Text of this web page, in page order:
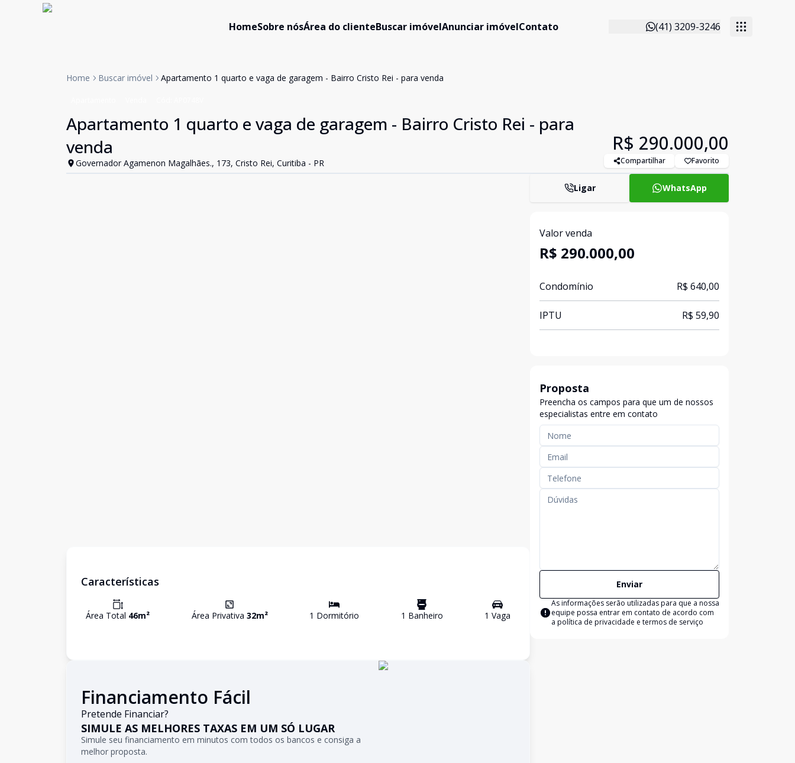
HomeSobre nósÁrea do clienteBuscar imóvelAnunciar imóvelContato (41) 3209-3246
Home Buscar imóvel Apartamento 1 quarto e vaga de garagem - Bairro Cristo Rei - para venda
Apartamento 1 quarto e vaga de garagem - Bairro Cristo Rei - para
venda
Governador Agamenon Magalhães., 173, Cristo Rei, Curitiba - PR
R$ 290.000,00
Compartilhar Favorito
Características
Área Total 46m² Área Privativa 32m² 1 Dormitório 1 Banheiro 1 Vaga
Financiamento Fácil
Pretende Financiar?
SIMULE AS MELHORES TAXAS EM UM SÓ LUGAR
Simule seu financiamento em minutos com todos os bancos e consiga a
melhor proposta.
Ligar WhatsApp
Valor venda
R$ 290.000,00
Condomínio R$ 640,00
IPTU R$ 59,90
Proposta
Preencha os campos para que um de nossos
especialistas entre em contato
Enviar
As informações serão utilizadas para que a nossa
equipe possa entrar em contato de acordo com
a política de privacidade e termos de serviço